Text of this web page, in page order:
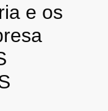
e os